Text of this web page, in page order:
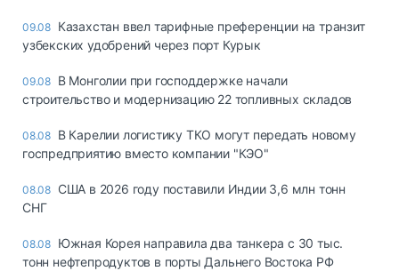
09.08 Казахстан ввел тарифные преференции на транзит
узбекских удобрений через порт Курык
09.08 В Монголии при господдержке начали
строительство и модернизацию 22 топливных складов
08.08 В Карелии логистику ТКО могут передать новому
госпредприятию вместо компании "КЭО"
08.08 США в 2026 году поставили Индии 3,6 млн тонн
СНГ
08.08 Южная Корея направила два танкера с 30 тыс.
тонн нефтепродуктов в порты Дальнего Востока РФ